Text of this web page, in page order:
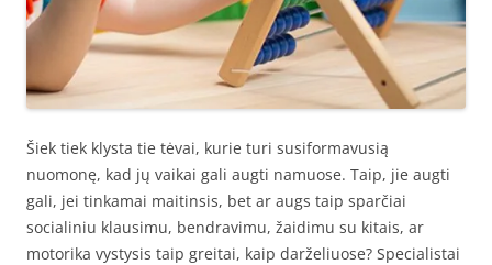
Šiek tiek klysta tie tėvai, kurie turi susiformavusią
nuomonę, kad jų vaikai gali augti namuose. Taip, jie augti
gali, jei tinkamai maitinsis, bet ar augs taip sparčiai
socialiniu klausimu, bendravimu, žaidimu su kitais, ar
motorika vystysis taip greitai, kaip darželiuose? Specialistai